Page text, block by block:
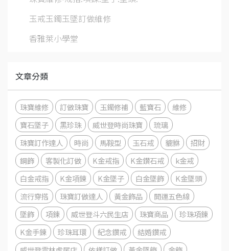
玉戒玉鐲玉墜訂做維修
香雅萊小學堂
文章分類
珠寶維修 訂做珠寶 玉鐲修補 藍寶石
維修
寶石墜子
黑珍珠 威世登時尚珠寶
琉璃
珠寶訂作達人
時尚 馬鞍型 玉石戒 貔貅
招財
鋼飾
客製化訂做 K金戒指 K金鑽石戒
k金戒
白金戒指
K金項鍊 K金墜子 白金墜飾
K金墜頭
流行穿搭
珠寶訂做達人 黃金飾品
開運五色線
墜飾
項鍊 威世登斗六民生店 珠寶商品
珍珠項鍊
K金手鍊
珍珠耳環 紀念鑽戒
結婚鑽戒